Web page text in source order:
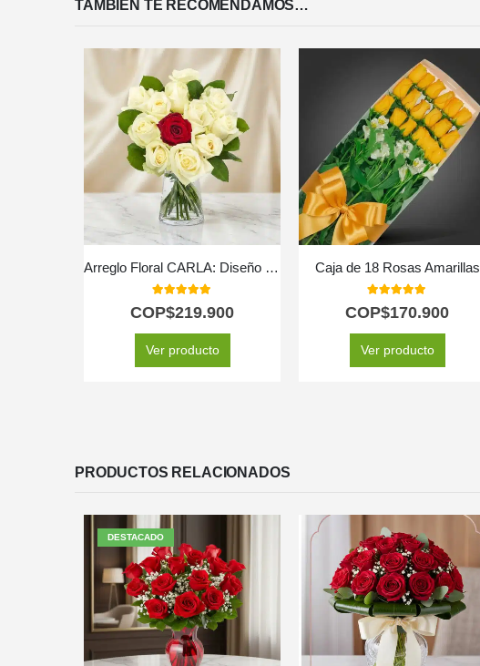
TAMBIÉN TE RECOMENDAMOS…
Arreglo Floral CARLA: Diseño Premium con 12 Rosas de Tallo Largo 🌹
5.00
COP$219.900
Ver producto
Caja de 18 Rosas Amarillas
5.00
COP$170.900
Ver producto
PRODUCTOS RELACIONADOS
DESTACADO